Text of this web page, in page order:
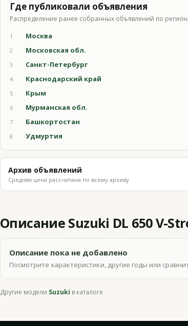
Где публиковали объявления
Распределение ранее собранных объявлений по
1 Москва
2
Московская обл.
3
Санкт-Петербург
4
Краснодарский край
5
Крым
6
Мурманская обл.
7
Башкортостан
8
Удмуртия
Архив объявлений
Средняя цена рассчитана по всему архиву
Описание Suzuki DL 650 V-
Описание пока не добавлено
Посмотрите характеристики, другие годы или
Другие модели Suzuki в каталоге